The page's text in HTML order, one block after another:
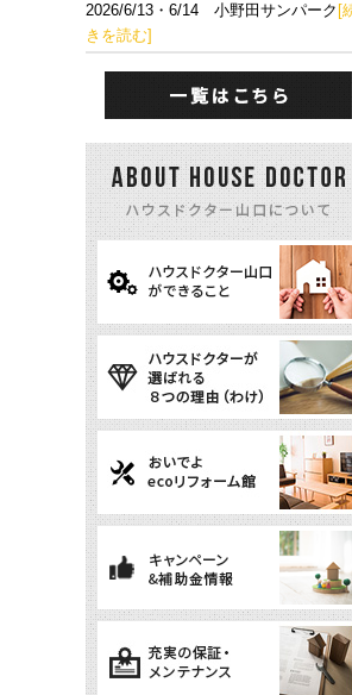
2026/6/13・6/14 小野田サンパーク [
きを読む]